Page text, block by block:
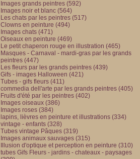
Images grands peintres (592)
Images noir et blanc (564)
Les chats par les peintres (517)
Clowns en peinture (494)
Images chats (471)
Oiseaux en peinture (469)
Le petit chaperon rouge en illustration (465)
Masques - Carnaval - mardi-gras par les grands
peintres (447)
Les fleurs par les grands peintres (439)
Gifs - images Halloween (421)
Tubes - gifs fleurs (411)
commedia dell'arte par les grands peintres (405)
Fruits d'été par les peintres (402)
Images oiseaux (386)
Images roses (384)
lapins, lièvres en peinture et illustrations (334)
vintage - enfants (328)
Tubes vintage Pâques (319)
Images animaux sauvages (315)
Illusion d'optique et perception en peinture (310)
tubes Gifs Fleurs - jardins - chateaux - paysages